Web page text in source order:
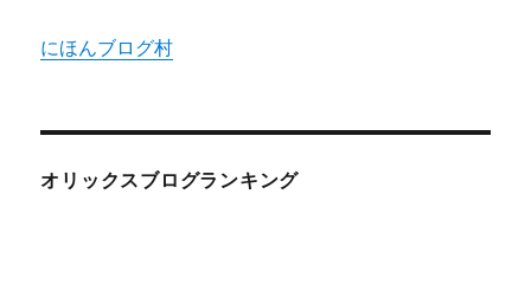
にほんブログ村
オリックスブログランキング